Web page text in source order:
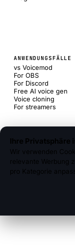
ANWENDUNGSFÄLLE
vs Voicemod
For OBS
For Discord
Free AI voice gen
Voice cloning
For streamers
Ihre Privatsphäre
Wir verwenden
relevante Werbung
pro Kategorie